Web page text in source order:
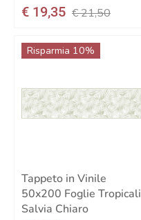
€ 19,35 € 21,50
Risparmia 10%
Tappeto in Vinile
50x200 Foglie Tropicali
Salvia Chiaro